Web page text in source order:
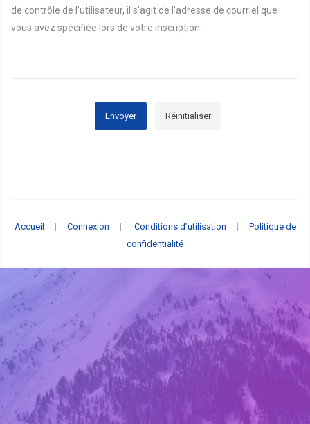
de contrôle de l’utilisateur, il s’agit de l’adresse de courriel que
vous avez spécifiée lors de votre inscription.
Envoyer Réinitialiser
Accueil | Connexion | Conditions d’utilisation |
Politique de
confidentialité